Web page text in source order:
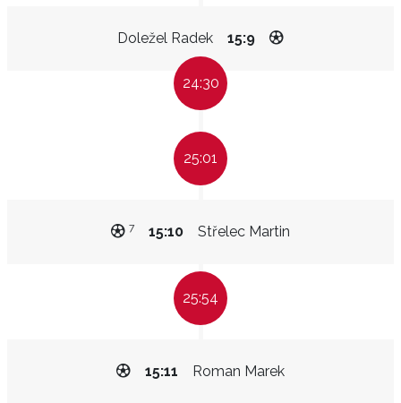
Doležel Radek 15:9
24:30
25:01
Střelec Martin
15:10
7
25:54
Roman Marek
15:11